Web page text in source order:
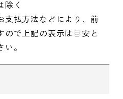
く
払方法などにより、前
で上記の表示は目安と
。